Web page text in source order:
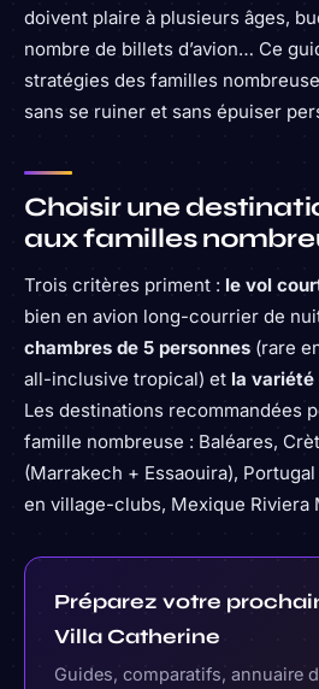
doivent plaire à plusieurs âges,
nombre de billets d’avion… Ce
stratégies des familles
sans se ruiner et sans épuiser
Choisir une
aux familles
Trois critères priment : le vol
bien en avion long-courrier de
chambres de 5 personnes (rare
all-inclusive tropical) et la variété
Les destinations recommandées
famille nombreuse : Baléares,
(Marrakech + Essaouira),
en village-clubs, Mexique Riviera
Préparez votre
Villa Catherine
Guides, comparatifs, annuaire